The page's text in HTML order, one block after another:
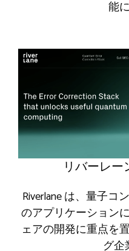
能
リバーレー
Riverlane は、量子コ
のアプリケーション
ェアの開発に重点を
グ企